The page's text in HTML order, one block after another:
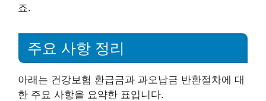
죠.
주요 사항 정리
아래는 건강보험 환급금과 과오납금 반환절차에 대
한 주요 사항을 요약한 표입니다.